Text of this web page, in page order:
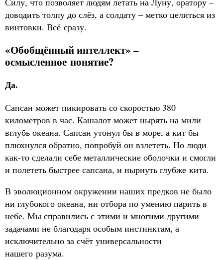
доводить толпу до слёз, а солдату – метко целиться из
винтовки. Всё сразу.
«Обобщённый интеллект» –
осмысленное понятие?
Да.
Сапсан может пикировать со скоростью 380
километров в час. Кашалот может нырять на мили
вглубь океана. Сапсан утонул бы в море, а кит бы
плюхнулся обратно, попробуй он взлететь. Но люди
как-то сделали себе металлические оболочки и смогли
и полететь быстрее сапсана, и нырнуть глубже кита.
В эволюционном окружении наших предков не было
ни глубокого океана, ни отбора по умению парить в
небе. Мы справились с этими и многими другими
задачами не благодаря особым инстинктам, а
исключительно за счёт универсальности
нашего разума.